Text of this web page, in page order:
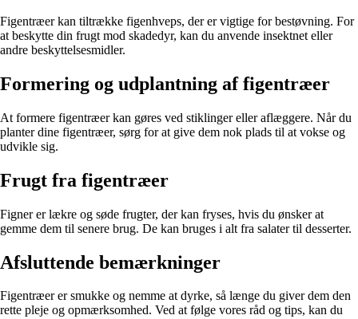
Figentræer kan tiltrække figenhveps, der er vigtige for bestøvning. For
at beskytte din frugt mod skadedyr, kan du anvende insektnet eller
andre beskyttelsesmidler.
Formering og udplantning af figentræer
At formere figentræer kan gøres ved stiklinger eller aflæggere. Når du
planter dine figentræer, sørg for at give dem nok plads til at vokse og
udvikle sig.
Frugt fra figentræer
Figner er lækre og søde frugter, der kan fryses, hvis du ønsker at
gemme dem til senere brug. De kan bruges i alt fra salater til desserter.
Afsluttende bemærkninger
Figentræer er smukke og nemme at dyrke, så længe du giver dem den
rette pleje og opmærksomhed. Ved at følge vores råd og tips, kan du